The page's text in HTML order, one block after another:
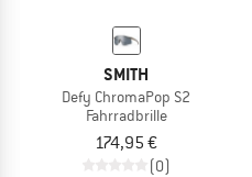
SMITH
Defy ChromaPop S2
Fahrradbrille
174,95 €
(0)